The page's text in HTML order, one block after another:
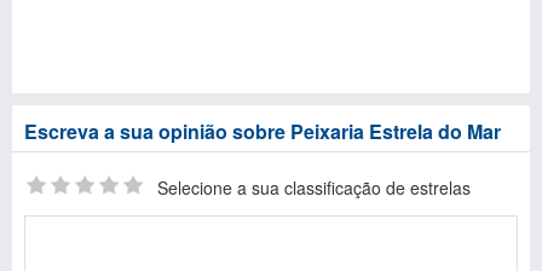
Escreva a sua opinião sobre Peixaria Estrela do Mar
Selecione a sua classificação de estrelas